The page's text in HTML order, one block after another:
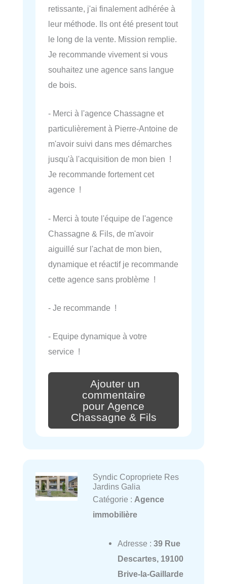
retissante, j'ai finalement adhérée à
leur méthode. Ils ont été present tout
le long de la vente. Mission remplie.
Je recommande vivement si vous
souhaitez une agence sans langue
de bois.
- Merci à l'agence Chassagne et
particulièrement à Pierre-Antoine de
m'avoir suivi dans mes démarches
jusqu'à l'acquisition de mon bien !
Je recommande fortement cet
agence !
- Merci à toute l'équipe de l'agence
Chassagne & Fils, de m'avoir
aiguillé sur l'achat de mon bien,
dynamique et réactif je recommande
cette agence sans problème !
- Je recommande !
- Equipe dynamique à votre
service !
Ajouter un
commentaire
pour Agence
Chassagne & Fils
Syndic Copropriete Res
Jardins Galia
Catégorie : Agence
immobilière
Adresse : 39 Rue
Descartes, 19100
Brive-la-Gaillarde